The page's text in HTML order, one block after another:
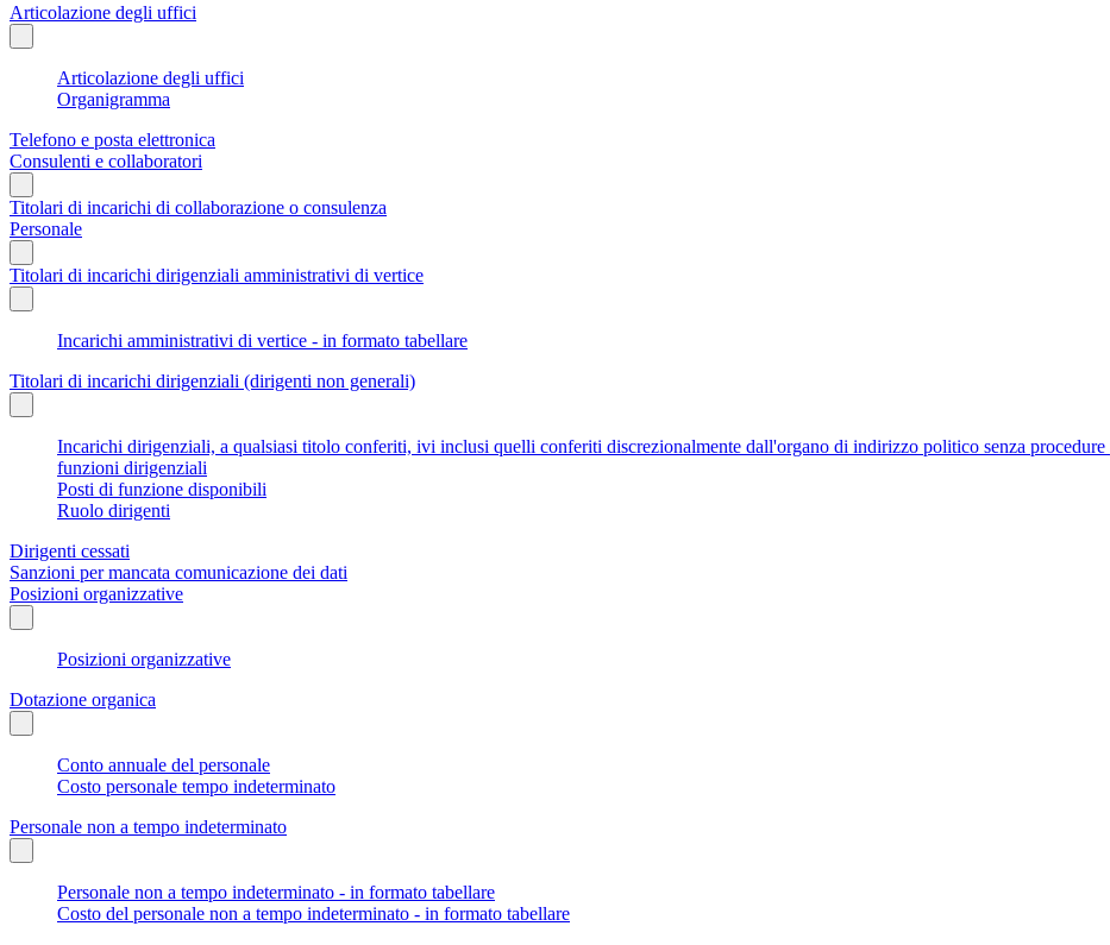
Articolazione degli uffici
Articolazione degli uffici
Organigramma
Telefono e posta elettronica
Consulenti e collaboratori
Titolari di incarichi di collaborazione o consulenza
Personale
Titolari di incarichi dirigenziali amministrativi di vertice
Incarichi amministrativi di vertice - in formato tabellare
Titolari di incarichi dirigenziali (dirigenti non generali)
Incarichi dirigenziali, a qualsiasi titolo conferiti, ivi inclusi quelli conferiti discrezionalmente dall'organo di indirizzo politico senza
funzioni dirigenziali
Posti di funzione disponibili
Ruolo dirigenti
Dirigenti cessati
Sanzioni per mancata comunicazione dei dati
Posizioni organizzative
Posizioni organizzative
Dotazione organica
Conto annuale del personale
Costo personale tempo indeterminato
Personale non a tempo indeterminato
Personale non a tempo indeterminato - in formato tabellare
Costo del personale non a tempo indeterminato - in formato tabellare